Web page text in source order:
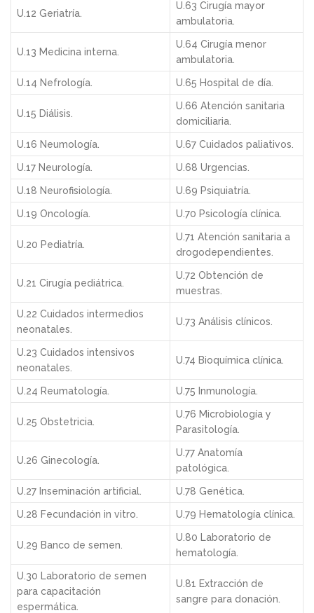
U.12 Geriatría.
U.63 Cirugía mayor
ambulatoria.
U.13 Medicina interna.
U.64 Cirugía menor
ambulatoria.
U.14 Nefrología. U.65 Hospital de día.
U.15 Diálisis.
U.66 Atención sanitaria
domiciliaria.
U.16 Neumología. U.67 Cuidados paliativos.
U.17 Neurología. U.68 Urgencias.
U.18 Neurofisiología. U.69 Psiquiatría.
U.19 Oncología. U.70 Psicología clínica.
U.20 Pediatría.
U.71 Atención sanitaria a
drogodependientes.
U.21 Cirugía pediátrica.
U.72 Obtención de
muestras.
U.22 Cuidados intermedios
neonatales.
U.73 Análisis clínicos.
U.23 Cuidados intensivos
neonatales.
U.74 Bioquímica clínica.
U.24 Reumatología. U.75 Inmunología.
U.25 Obstetricia.
U.76 Microbiología y
Parasitología.
U.26 Ginecología.
U.77 Anatomía
patológica.
U.27 Inseminación artificial. U.78 Genética.
U.28 Fecundación in vitro. U.79 Hematología clínica.
U.29 Banco de semen.
U.80 Laboratorio de
hematología.
U.30 Laboratorio de semen
para capacitación
espermática.
U.81 Extracción de
sangre para donación.